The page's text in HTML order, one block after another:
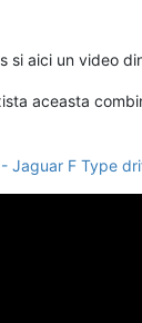
si aici un video
aceasta
Jaguar F Type